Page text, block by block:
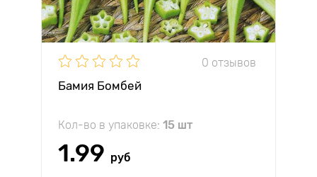
0 отзывов
Бамия Бомбей
Кол-во в упаковке: 15 шт
1.99 руб